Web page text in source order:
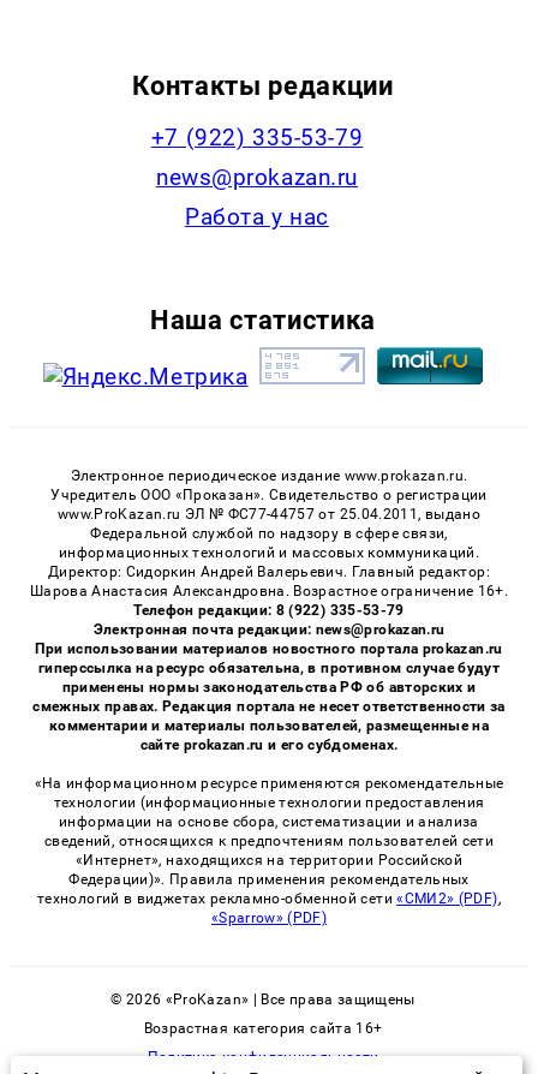
Контакты редакции
+7 (922) 335-53-79
news@prokazan.ru
Работа у нас
Наша статистика
Электронное периодическое издание www.prokazan.ru.
Учредитель ООО «Проказан». Cвидетельство о регистрации
www.ProKazan.ru ЭЛ № ФС77-44757 от 25.04.2011, выдано
Федеральной службой по надзору в сфере связи,
информационных технологий и массовых коммуникаций.
Директор: Сидоркин Андрей Валерьевич. Главный редактор:
Шарова Анастасия Александровна. Возрастное ограничение 16+.
Телефон редакции: 8 (922) 335-53-79
Электронная почта редакции: news@prokazan.ru
При использовании материалов новостного портала prokazan.ru
гиперссылка на ресурс обязательна, в противном случае будут
применены нормы законодательства РФ об авторских и
смежных правах. Редакция портала не несет ответственности за
комментарии и материалы пользователей, размещенные на
сайте prokazan.ru и его субдоменах.
«На информационном ресурсе применяются рекомендательные
технологии (информационные технологии предоставления
информации на основе сбора, систематизации и анализа
сведений, относящихся к предпочтениям пользователей сети
«Интернет», находящихся на территории Российской
Федерации)». Правила применения рекомендательных
технологий в виджетах рекламно-обменной сети«СМИ2» (PDF),
«Sparrow» (PDF)
© 2026 «ProKazan» | Все права защищены
Возрастная категория сайта 16+
Политика конфиденциальности